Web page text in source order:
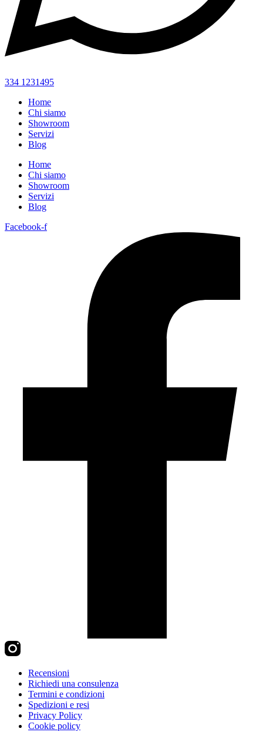
334 1231495
Home
Chi siamo
Showroom
Servizi
Blog
Home
Chi siamo
Showroom
Servizi
Blog
Facebook-f
Recensioni
Richiedi una consulenza
Termini e condizioni
Spedizioni e resi
Privacy Policy
Cookie policy